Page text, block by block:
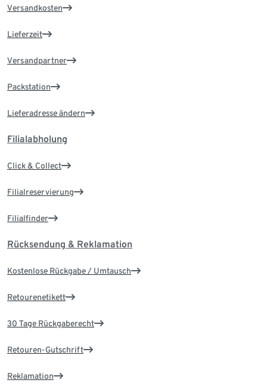
Versandkosten
Lieferzeit
Versandpartner
Packstation
Lieferadresse ändern
Filialabholung
Click & Collect
Filialreservierung
Filialfinder
Rücksendung & Reklamation
Kostenlose Rückgabe / Umtausch
Retourenetikett
30 Tage Rückgaberecht
Retouren-Gutschrift
Reklamation